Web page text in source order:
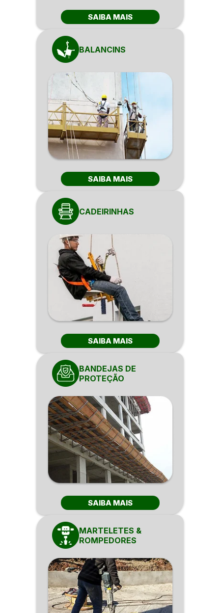
SAIBA MAIS
BALANCINS
SAIBA MAIS
CADEIRINHAS
SAIBA MAIS
BANDEJAS DE
PROTEÇÃO
SAIBA MAIS
MARTELETES &
ROMPEDORES